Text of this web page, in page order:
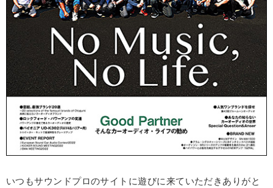
いつもサウンドプロのサイトに遊びに来ていただきありがと